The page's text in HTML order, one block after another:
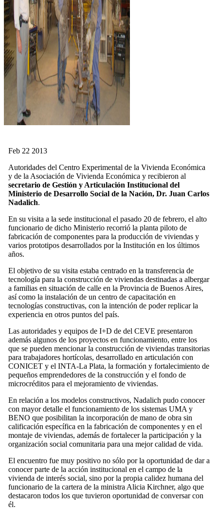
Feb 22 2013
Autoridades del Centro Experimental de la Vivienda Económica
y de la Asociación de Vivienda Económica y recibieron al
secretario de Gestión y Articulación Institucional del
Ministerio de Desarrollo Social de la Nación, Dr. Juan Carlos
Nadalich.
En su visita a la sede institucional el pasado 20 de febrero, el alto
funcionario de dicho Ministerio recorrió la planta piloto de
fabricación de componentes para la producción de viviendas y
varios prototipos desarrollados por la Institución en los últimos
años.
El objetivo de su visita estaba centrado en la transferencia de
tecnología para la construcción de viviendas destinadas a albergar
a familias en situación de calle en la Provincia de Buenos Aires,
así como la instalación de un centro de capacitación en
tecnologías constructivas, con la intención de poder replicar la
experiencia en otros puntos del país.
Las autoridades y equipos de I+D de del CEVE presentaron
además algunos de los proyectos en funcionamiento, entre los
que se pueden mencionar la construcción de viviendas transitorias
para trabajadores hortícolas, desarrollado en articulación con
CONICET y el INTA-La Plata, la formación y fortalecimiento de
pequeños emprendedores de la construcción y el fondo de
microcréditos para el mejoramiento de viviendas.
En relación a los modelos constructivos, Nadalich pudo conocer
con mayor detalle el funcionamiento de los sistemas UMA y
BENO que posibilitan la incorporación de mano de obra sin
calificación específica en la fabricación de componentes y en el
montaje de viviendas, además de fortalecer la participación y la
organización social comunitaria para una mejor calidad de vida.
El encuentro fue muy positivo no sólo por la oportunidad de dar a
conocer parte de la acción institucional en el campo de la
vivienda de interés social, sino por la propia calidez humana del
funcionario de la cartera de la ministra Alicia Kirchner, algo que
destacaron todos los que tuvieron oportunidad de conversar con
él.